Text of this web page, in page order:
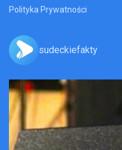
Polityka Prywatności
sudeckiefakty